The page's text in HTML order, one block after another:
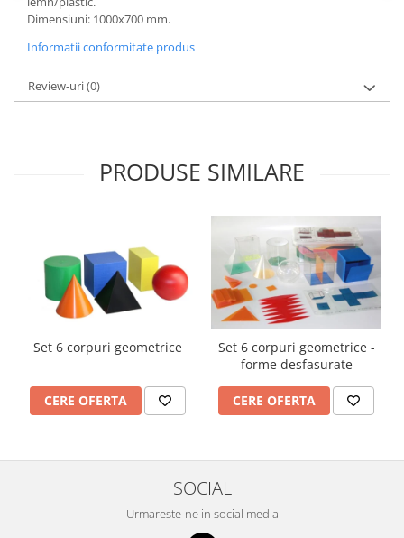
Accesorii
Table magnetice din sticla
Dimensiuni: 1000x700 mm.
Informatii conformitate produs
Review-uri(0)
PRODUSE SIMILARE
Set 6 corpuri geometrice
CERE OFERTA
Set 6 corpuri geometrice -
forme desfasurate
CERE OFERTA
SOCIAL
Urmareste-ne in social media